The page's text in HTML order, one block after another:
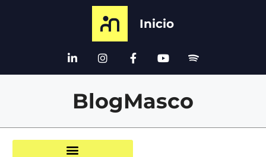
Inicio
BlogMasco